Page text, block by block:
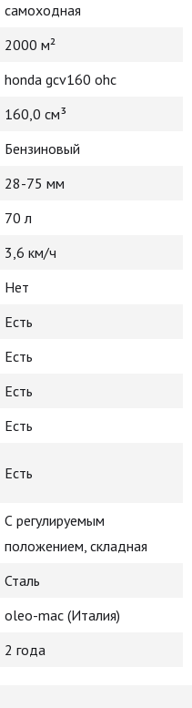
самоходная
2000 м²
honda gcv160 ohc
160,0 см³
Бензиновый
28-75 мм
70 л
3,6 км/ч
Нет
Есть
Есть
Есть
Есть
Есть
С регулируемым
положением, складная
Сталь
oleo-mac (Италия)
2 года